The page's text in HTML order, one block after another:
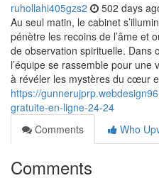
ruhollahi405gzs2 502 days
Au seul matin, le cabinet
pénètre les recoins de l’âme et
de observation spirituelle. Dans
l’équipe se rassemble pour
à révéler les mystères du cœur
https://
gratuite-en-ligne-24-24
Comments
Who
Comments